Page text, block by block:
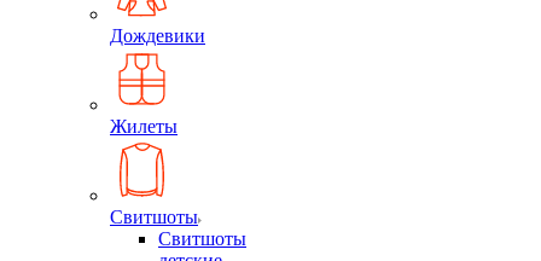
Дождевики
Жилеты
Свитшоты
Свитшоты